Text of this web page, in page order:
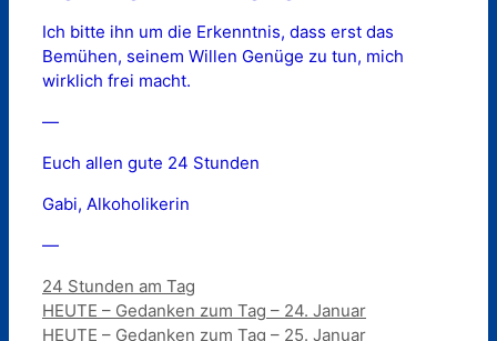
Ich bitte ihn um die Erkenntnis, dass erst das
Bemühen, seinem Willen Genüge zu tun, mich
wirklich frei macht.
—
Euch allen gute 24 Stunden
Gabi, Alkoholikerin
—
Kategorien
24 Stunden am Tag
HEUTE – Gedanken zum Tag – 24. Januar
HEUTE – Gedanken zum Tag – 25. Januar